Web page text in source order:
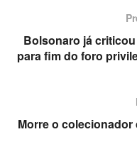
Bolsonaro já
para fim do foro
Morre o colecionador